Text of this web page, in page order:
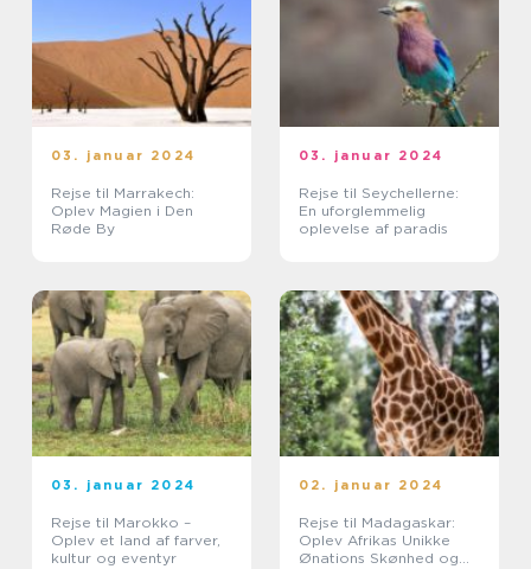
03. januar 2024
Rejse til Marrakech:
Oplev Magien i Den
Røde By
03. januar 2024
Rejse til Seychellerne:
En uforglemmelig
oplevelse af paradis
03. januar 2024
Rejse til Marokko –
Oplev et land af farver,
kultur og eventyr
02. januar 2024
Rejse til Madagaskar:
Oplev Afrikas Unikke
Ønations Skønhed og